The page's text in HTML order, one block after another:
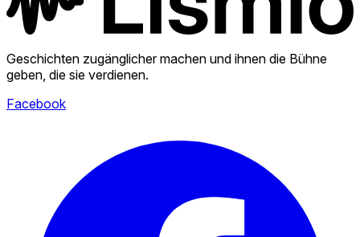
Geschichten zugänglicher machen und ihnen die Bühne
geben, die sie verdienen.
Facebook